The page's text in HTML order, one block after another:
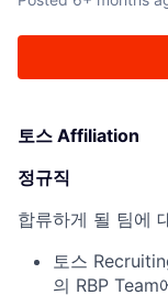
토스 Affiliation
정규직
합류하게 될 팀에
토스
의 RBP Team